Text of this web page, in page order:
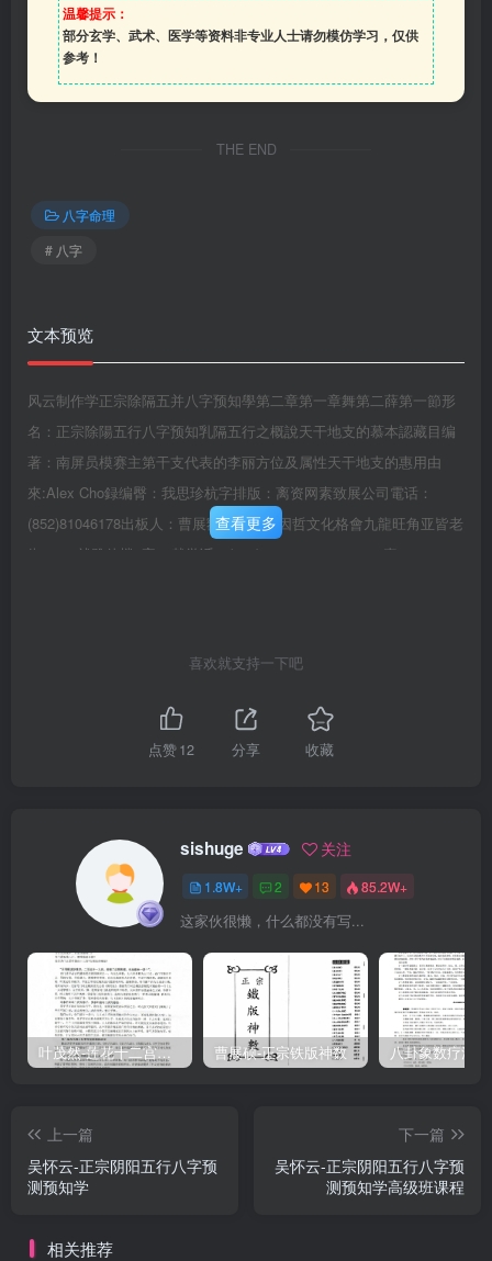
温馨提示：
部分玄学、武术、医学等资料非专业人士请勿模仿学习，仅供
参考！
THE END
八字命理
# 八字
文本预览
风云制作学正宗除隔五并八字预知學第二章第一章舞第二薛第一節形
名：正宗除陽五行八字预知乳隔五行之概說天干地支的慕本認藏目编
著：南屏员模赛主第干支代表的李丽方位及属性天干地支的惠用由
來:Alex Cho録编臀：我思珍杭字排版：离资网素致展公司電话：
(852)81046178出板人：曹展額出版：中因哲文化格會九龍旺角亚皆老
街43-49就雅佳楼6字47戴学话：(852)2618386126186861真：
價：港帮200元..版罐所有本書任何邦分之文字及圈片未經出版人
20161313蓄面并可，不得以任何方式抄装或翻印。风云制作
查看更多
喜欢就支持一下吧
点赞12 分享 收藏
sishuge 关注
1.8W+ 2 13 85.2W+
这家伙很懒，什么都没有写...
叶茂然-莲花十二宫佛家奇门面授及答疑 曹展硕-正宗铁版神数
上一篇
吴怀云-正宗阴阳五行八字预
测预知学
下一篇
吴怀云-正宗阴阳五行八字预
测预知学高级班课程
相关推荐